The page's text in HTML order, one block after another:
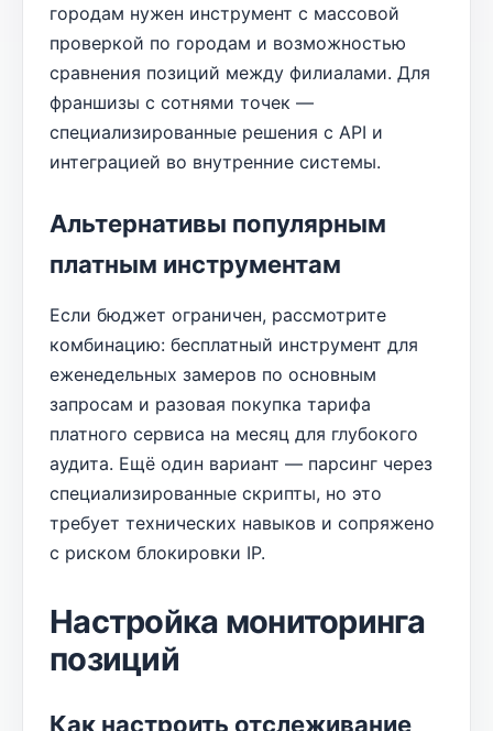
городам нужен инструмент с массовой
проверкой по городам и возможностью
сравнения позиций между филиалами. Для
франшизы с сотнями точек —
специализированные решения с API и
интеграцией во внутренние системы.
Альтернативы популярным
платным инструментам
Если бюджет ограничен, рассмотрите
комбинацию: бесплатный инструмент для
еженедельных замеров по основным
запросам и разовая покупка тарифа
платного сервиса на месяц для глубокого
аудита. Ещё один вариант — парсинг через
специализированные скрипты, но это
требует технических навыков и сопряжено
с риском блокировки IP.
Настройка мониторинга
позиций
Как настроить отслеживание